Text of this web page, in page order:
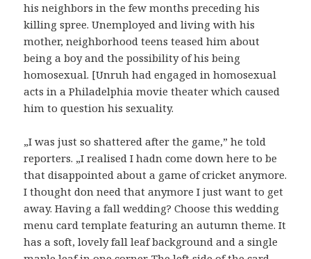
his neighbors in the few months preceding his
killing spree. Unemployed and living with his
mother, neighborhood teens teased him about
being a boy and the possibility of his being
homosexual. [Unruh had engaged in homosexual
acts in a Philadelphia movie theater which caused
him to question his sexuality.
„I was just so shattered after the game,” he told
reporters. „I realised I hadn come down here to be
that disappointed about a game of cricket anymore.
I thought don need that anymore I just want to get
away. Having a fall wedding? Choose this wedding
menu card template featuring an autumn theme. It
has a soft, lovely fall leaf background and a single